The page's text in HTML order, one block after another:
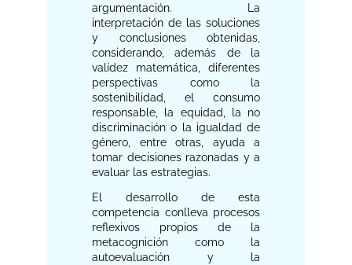
argumentación. La
interpretación de las soluciones
y conclusiones obtenidas,
considerando, además de la
validez matemática, diferentes
perspectivas como la
sostenibilidad, el consumo
responsable, la equidad, la no
discriminación o la igualdad de
género, entre otras, ayuda a
tomar decisiones razonadas y a
evaluar las estrategias.
El desarrollo de esta
competencia conlleva procesos
reflexivos propios de la
metacognición como la
autoevaluación y la